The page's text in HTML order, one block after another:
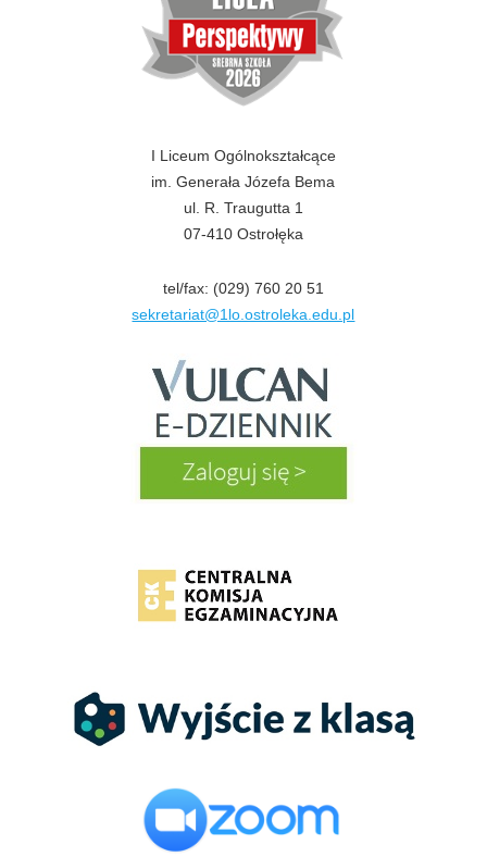
I Liceum Ogólnokształcące
im. Generała Józefa Bema
ul. R. Traugutta 1
07-410 Ostrołęka
tel/fax: (029) 760 20 51
sekretariat@1lo.ostroleka.edu.pl